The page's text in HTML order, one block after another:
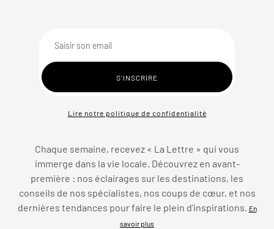
Lire notre politique de confidentialité
Chaque semaine, recevez « La Lettre » qui vous
immerge dans la vie locale. Découvrez en avant-
première : nos éclairages sur les destinations, les
conseils de nos spécialistes, nos coups de cœur, et nos
dernières tendances pour faire le plein d’inspirations.
En
savoir plus